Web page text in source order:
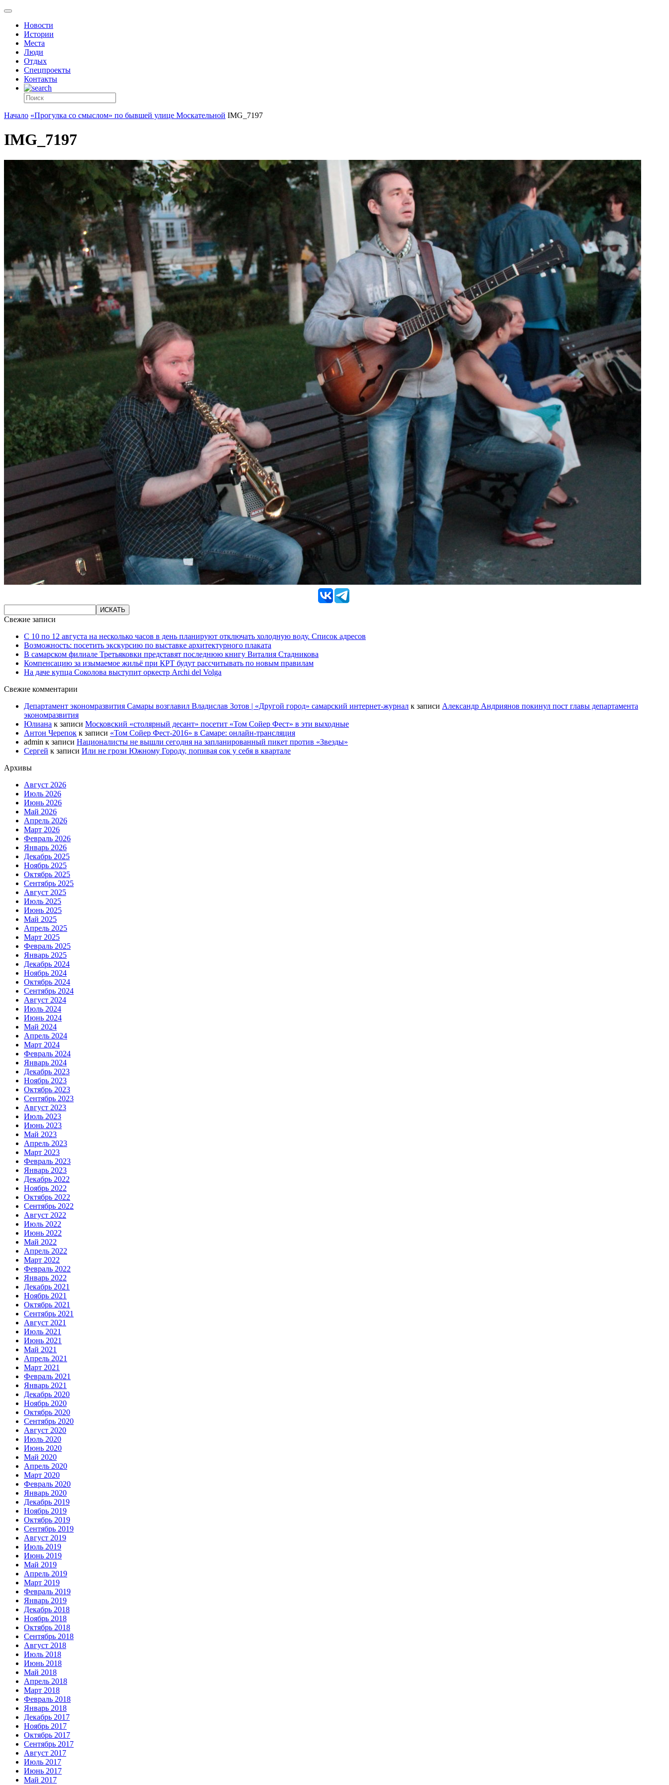
Новости
Истории
Места
Люди
Отдых
Спецпроекты
Контакты
Начало «Прогулка со смыслом» по бывшей улице Москательной IMG_7197
IMG_7197
Свежие записи
С 10 по 12 августа на несколько часов в день планируют отключать холодную воду. Список адресов
Возможность: посетить экскурсию по выставке архитектурного плаката
В самарском филиале Третьяковки представят последнюю книгу Виталия Стадникова
Компенсацию за изымаемое жильё при КРТ будут рассчитывать по новым правилам
На даче купца Соколова выступит оркестр Archi del Volga
Свежие комментарии
Департамент экономразвития Самары возглавил Владислав Зотов | «Другой город» самарский интернет-журнал к записи Александр Андриянов покинул пост главы департамента
экономразвития
Юлиана к записи Московский «столярный десант» посетит «Том Сойер Фест» в эти выходные
Антон Черепок к записи «Том Сойер Фест-2016» в Самаре: онлайн-трансляция
admin к записи Националисты не вышли сегодня на запланированный пикет против «Звезды»
Сергей к записи Или не грози Южному Городу, попивая сок у себя в квартале
Архивы
Август 2026
Июль 2026
Июнь 2026
Май 2026
Апрель 2026
Март 2026
Февраль 2026
Январь 2026
Декабрь 2025
Ноябрь 2025
Октябрь 2025
Сентябрь 2025
Август 2025
Июль 2025
Июнь 2025
Май 2025
Апрель 2025
Март 2025
Февраль 2025
Январь 2025
Декабрь 2024
Ноябрь 2024
Октябрь 2024
Сентябрь 2024
Август 2024
Июль 2024
Июнь 2024
Май 2024
Апрель 2024
Март 2024
Февраль 2024
Январь 2024
Декабрь 2023
Ноябрь 2023
Октябрь 2023
Сентябрь 2023
Август 2023
Июль 2023
Июнь 2023
Май 2023
Апрель 2023
Март 2023
Февраль 2023
Январь 2023
Декабрь 2022
Ноябрь 2022
Октябрь 2022
Сентябрь 2022
Август 2022
Июль 2022
Июнь 2022
Май 2022
Апрель 2022
Март 2022
Февраль 2022
Январь 2022
Декабрь 2021
Ноябрь 2021
Октябрь 2021
Сентябрь 2021
Август 2021
Июль 2021
Июнь 2021
Май 2021
Апрель 2021
Март 2021
Февраль 2021
Январь 2021
Декабрь 2020
Ноябрь 2020
Октябрь 2020
Сентябрь 2020
Август 2020
Июль 2020
Июнь 2020
Май 2020
Апрель 2020
Март 2020
Февраль 2020
Январь 2020
Декабрь 2019
Ноябрь 2019
Октябрь 2019
Сентябрь 2019
Август 2019
Июль 2019
Июнь 2019
Май 2019
Апрель 2019
Март 2019
Февраль 2019
Январь 2019
Декабрь 2018
Ноябрь 2018
Октябрь 2018
Сентябрь 2018
Август 2018
Июль 2018
Июнь 2018
Май 2018
Апрель 2018
Март 2018
Февраль 2018
Январь 2018
Декабрь 2017
Ноябрь 2017
Октябрь 2017
Сентябрь 2017
Август 2017
Июль 2017
Июнь 2017
Май 2017